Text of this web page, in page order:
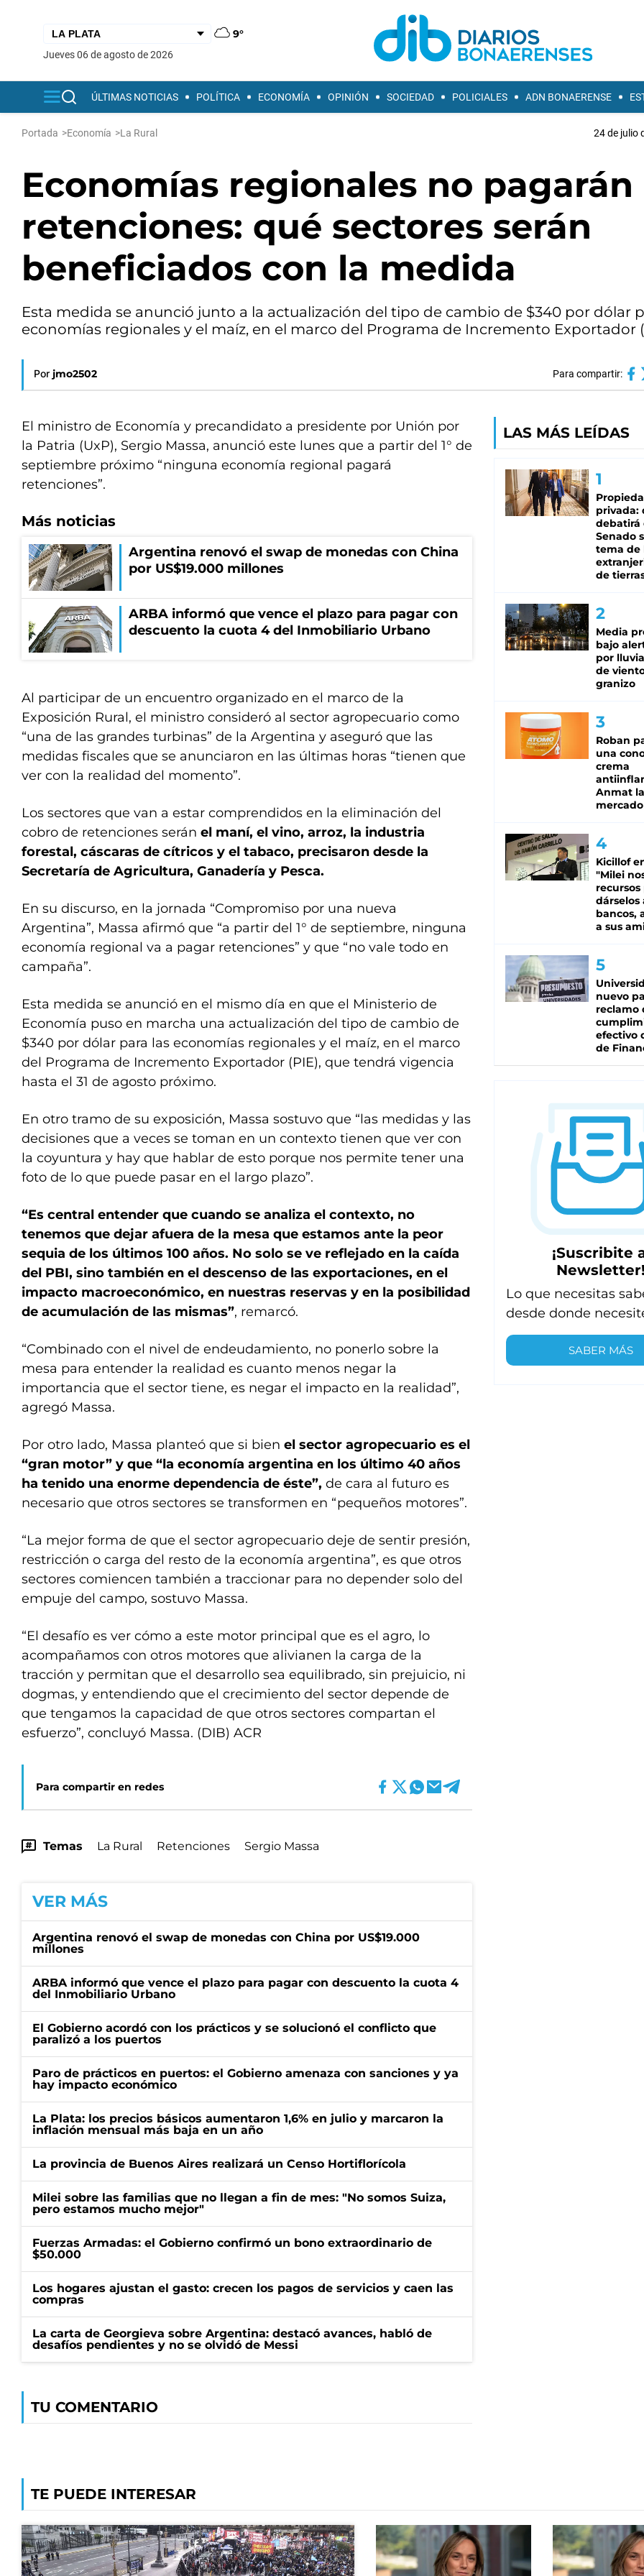
9°
jueves 06 de agosto de 2026
ÚLTIMAS NOTICIAS POLÍTICA ECONOMÍA OPINIÓN SOCIEDAD POLICIALES ADN BONAERENSE
Portada >Economía >La Rural 24 de julio
Economías regionales no pagarán
retenciones: qué sectores serán
beneficiados con la medida
Esta medida se anunció junto a la actualización del tipo de cambio de $340 por dólar
economías regionales y el maíz, en el marco del Programa de Incremento Exportador
Por jmo2502 Para compartir:
El ministro de Economía y precandidato a presidente por Unión por
la Patria (UxP), Sergio Massa, anunció este lunes que a partir del 1° de
septiembre próximo “ninguna economía regional pagará
retenciones”.
Más noticias
Argentina renovó el swap de monedas con China
por US$19.000 millones
ARBA informó que vence el plazo para pagar con
descuento la cuota 4 del Inmobiliario Urbano
Al participar de un encuentro organizado en el marco de la
Exposición Rural, el ministro consideró al sector agropecuario como
“una de las grandes turbinas” de la Argentina y aseguró que las
medidas fiscales que se anunciaron en las últimas horas “tienen que
ver con la realidad del momento”.
Los sectores que van a estar comprendidos en la eliminación del
cobro de retenciones serán el maní, el vino, arroz, la industria
forestal, cáscaras de cítricos y el tabaco, precisaron desde la
Secretaría de Agricultura, Ganadería y Pesca.
En su discurso, en la jornada “Compromiso por una nueva
Argentina”, Massa afirmó que “a partir del 1° de septiembre, ninguna
economía regional va a pagar retenciones” y que “no vale todo en
campaña”.
Esta medida se anunció en el mismo día en que el Ministerio de
Economía puso en marcha una actualización del tipo de cambio de
$340 por dólar para las economías regionales y el maíz, en el marco
del Programa de Incremento Exportador (PIE), que tendrá vigencia
hasta el 31 de agosto próximo.
En otro tramo de su exposición, Massa sostuvo que “las medidas y las
decisiones que a veces se toman en un contexto tienen que ver con
la coyuntura y hay que hablar de esto porque nos permite tener una
foto de lo que puede pasar en el largo plazo”.
“Es central entender que cuando se analiza el contexto, no
tenemos que dejar afuera de la mesa que estamos ante la peor
sequia de los últimos 100 años. No solo se ve reflejado en la caída
del PBI, sino también en el descenso de las exportaciones, en el
impacto macroeconómico, en nuestras reservas y en la posibilidad
de acumulación de las mismas”, remarcó.
“Combinado con el nivel de endeudamiento, no ponerlo sobre la
mesa para entender la realidad es cuanto menos negar la
importancia que el sector tiene, es negar el impacto en la realidad”,
agregó Massa.
Por otro lado, Massa planteó que si bien el sector agropecuario es el
“gran motor” y que “la economía argentina en los último 40 años
ha tenido una enorme dependencia de éste”, de cara al futuro es
necesario que otros sectores se transformen en “pequeños motores”.
“La mejor forma de que el sector agropecuario deje de sentir presión,
restricción o carga del resto de la economía argentina”, es que otros
sectores comiencen también a traccionar para no depender solo del
empuje del campo, sostuvo Massa.
“El desafío es ver cómo a este motor principal que es el agro, lo
acompañamos con otros motores que alivianen la carga de la
tracción y permitan que el desarrollo sea equilibrado, sin prejuicio, ni
dogmas, y entendiendo que el crecimiento del sector depende de
que tengamos la capacidad de que otros sectores compartan el
esfuerzo”, concluyó Massa. (DIB) ACR
Para compartir en redes
Temas La Rural Retenciones Sergio Massa
VER MÁS
Argentina renovó el swap de monedas con China por US$19.000
millones
ARBA informó que vence el plazo para pagar con descuento la cuota 4
del Inmobiliario Urbano
El Gobierno acordó con los prácticos y se solucionó el conflicto que
paralizó a los puertos
Paro de prácticos en puertos: el Gobierno amenaza con sanciones y ya
hay impacto económico
La Plata: los precios básicos aumentaron 1,6% en julio y marcaron la
inflación mensual más baja en un año
La provincia de Buenos Aires realizará un Censo Hortiflorícola
Milei sobre las familias que no llegan a fin de mes: "No somos Suiza,
pero estamos mucho mejor"
Fuerzas Armadas: el Gobierno confirmó un bono extraordinario de
$50.000
Los hogares ajustan el gasto: crecen los pagos de servicios y caen las
compras
La carta de Georgieva sobre Argentina: destacó avances, habló de
desafíos pendientes y no se olvidó de Messi
TU COMENTARIO
LAS MÁS LEÍDAS
privada:
debatirá
Senado
tema de
de
Media
bajo
por
de
granizo
Roban
una
crema
Anmat
mercado
Kicillof
"Milei
recursos
dárselos
bancos,
a sus
nuevo
reclamo
efectivo
de
¡Suscribite
Newsletter!
Lo que necesitas
desde donde
SABER MÁS
TE PUEDE INTERESAR